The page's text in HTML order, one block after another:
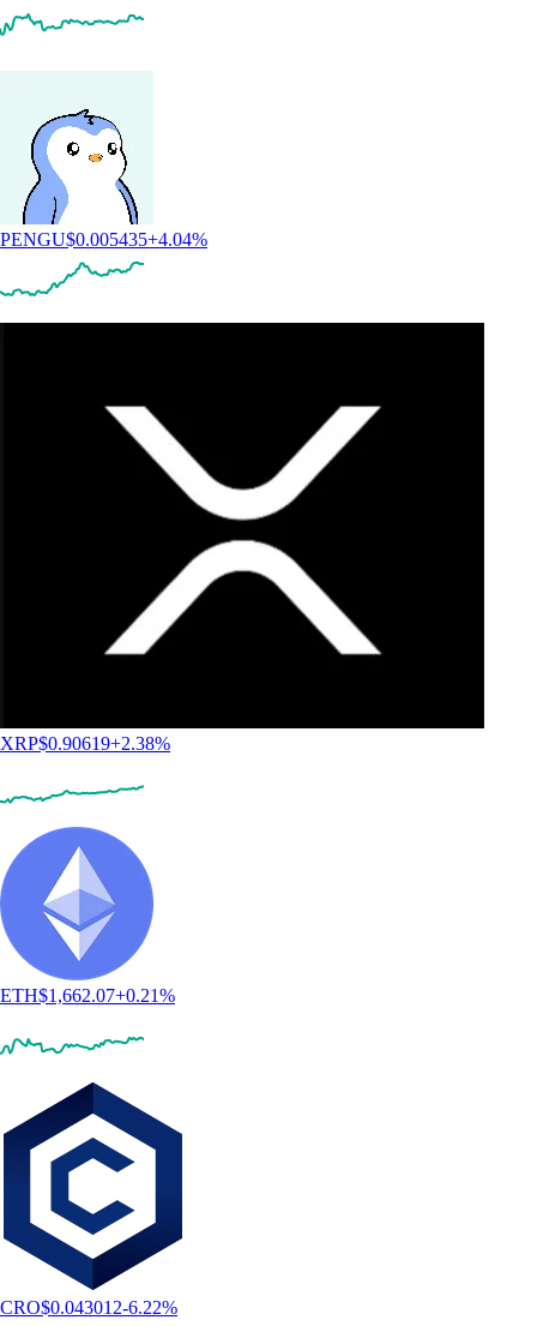
PENGU$0.005435+4.04%
XRP$0.90619+2.38%
ETH$1,662.07+0.21%
CRO$0.043012-6.22%